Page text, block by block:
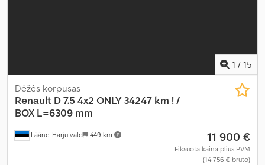
1 / 15
Lääne-Harju vald 449 km
Dėžės korpusas
Renault D 7.5 4x2 ONLY 34247 km ! /
BOX L=6309 mm
11 900 €
Fiksuota kaina plius PVM
(14 756 € bruto)